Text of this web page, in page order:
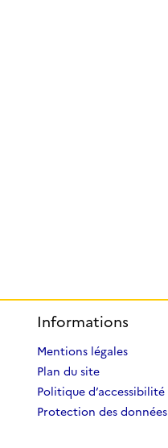
Informations
Mentions légales
Plan du site
Politique d’accessibilité
Protection des données